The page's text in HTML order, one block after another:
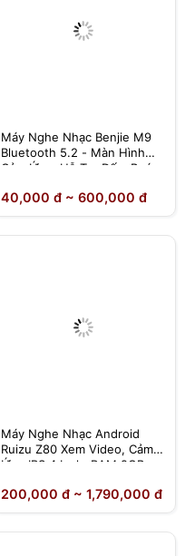
Máy Nghe Nhạc Benjie M9
Bluetooth 5.2 - Màn Hình
Cảm Ứng, Hỗ Trợ Đếm Bước
Phối
40,000 đ ~ 600,000 đ
Máy Nghe Nhạc Android
Ruizu Z80 Xem Video, Cảm
Ứng IPS 4 Inch, RAM 2GB,
Wifi
200,000 đ ~ 1,790,000 đ